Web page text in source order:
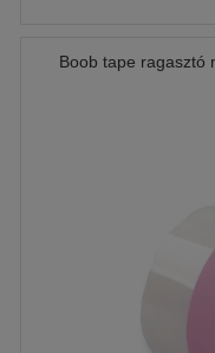
Boob tape ragasztó